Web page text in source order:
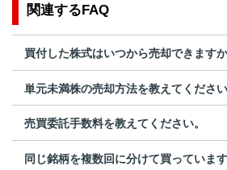
関連するFAQ
買付した株式はいつから売却できますか
単元未満株の売却方法を教えてください
売買委託手数料を教えてください。
同じ銘柄を複数回に分けて買っていま